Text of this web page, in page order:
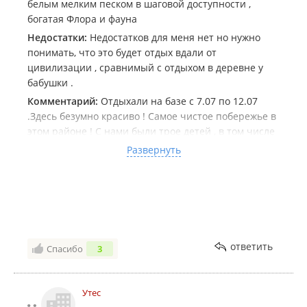
белым мелким песком в шаговой доступности ,
богатая Флора и фауна
Недостатки: Недостатков для меня нет но нужно
понимать, что это будет отдых вдали от
цивилизации , сравнимый с отдыхом в деревне у
бабушки .
Комментарий: Отдыхали на базе с 7.07 по 12.07
.Здесь безумно красиво ! Самое чистое побережье в
этом районе ! С нами были трое детей , в том числе
годовалая малышка! Остались очень довольны !
Добраться до базы будет трудно на легковой
просьбы и относилась к нам с пониманием.
стиральным порошком , туалетной бумагой ,
Развернуть
Спасибо 3 ответить
Утес